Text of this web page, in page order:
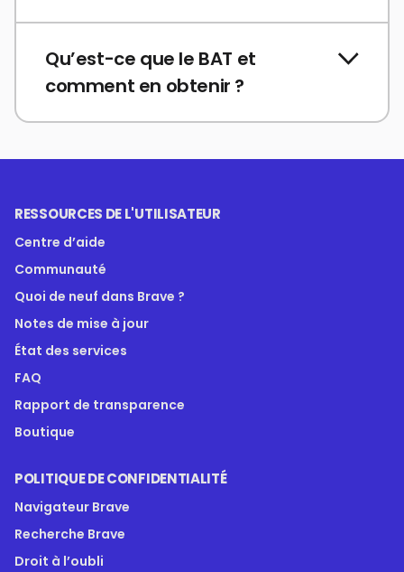
Qu’est-ce que le BAT et
comment en obtenir ?
RESSOURCES DE L'UTILISATEUR
Centre d’aide
Communauté
Quoi de neuf dans Brave ?
Notes de mise à jour
État des services
FAQ
Rapport de transparence
Boutique
POLITIQUE DE CONFIDENTIALITÉ
Navigateur Brave
Recherche Brave
Droit à l’oubli